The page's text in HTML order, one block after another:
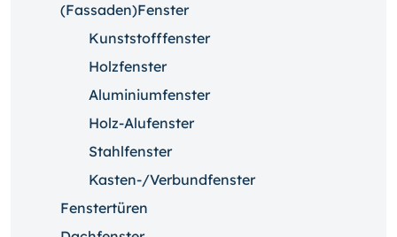
(Fassaden)Fenster
Kunststofffenster
Holzfenster
Aluminiumfenster
Holz-Alufenster
Stahlfenster
Kasten-/Verbundfenster
Fenstertüren